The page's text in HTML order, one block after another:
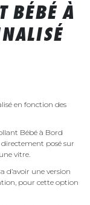
BÉBÉ À
en fonction des
Bébé à Bord
posé sur
vitre.
d’avoir une version
pour cette option